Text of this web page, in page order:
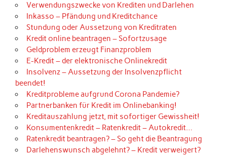
Verwendungszwecke von Krediten und Darlehen
Inkasso – Pfändung und Kreditchance
Stundung oder Aussetzung von Kreditraten
Kredit online beantragen – Sofortzusage
Geldproblem erzeugt Finanzproblem
E-Kredit – der elektronische Onlinekredit
Insolvenz – Aussetzung der Insolvenzpflicht
beendet!
Kreditprobleme aufgrund Corona Pandemie?
Partnerbanken für Kredit im Onlinebanking!
Kreditauszahlung jetzt, mit sofortiger Gewissheit!
Konsumentenkredit – Ratenkredit – Autokredit…
Ratenkredit beantragen? – So geht die Beantragung
Darlehenswunsch abgelehnt? – Kredit verweigert?